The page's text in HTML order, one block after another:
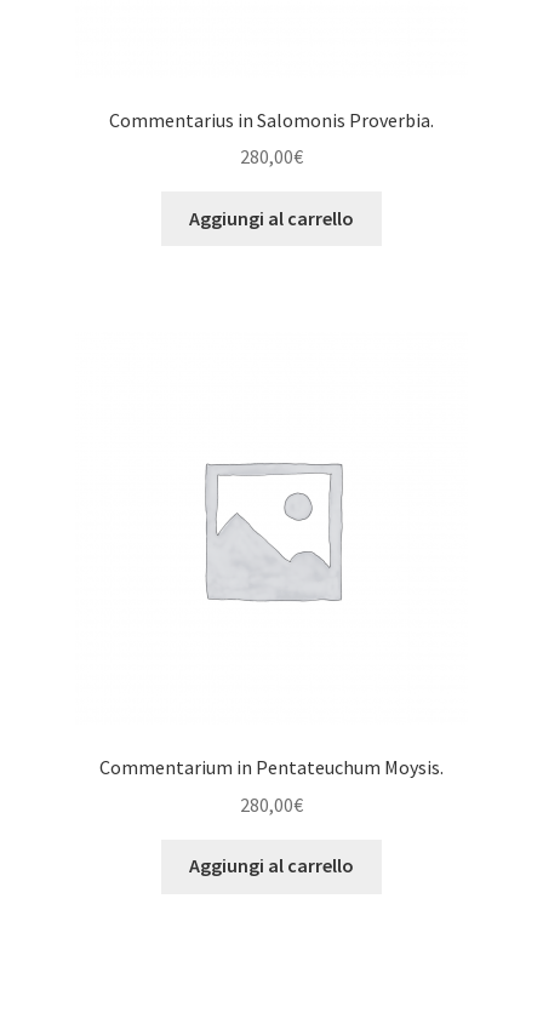
Commentarius in Salomonis Proverbia.
280,00€
Aggiungi al carrello
Commentarium in Pentateuchum Moysis.
280,00€
Aggiungi al carrello